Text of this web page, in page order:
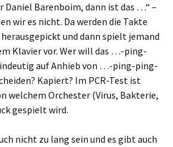
Barenboim, dann ist das …“ –
wir es nicht. Da werden die Takte
und dann spielt jemand
Klavier vor. Wer will das …-ping-
auf Anhieb von …-ping-ping-
Kapiert? Im PCR-Test ist
welchem Orchester (Virus, Bakterie,
gespielt wird.
nicht zu lang sein und es gibt auch